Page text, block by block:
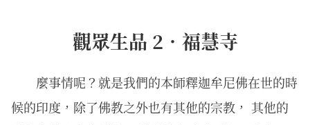
觀眾生品 2．福慧寺
麼事情呢？就是我們的本師釋迦牟尼佛在世的時
候的印度，除了佛教之外也有其他的宗教， 其他的